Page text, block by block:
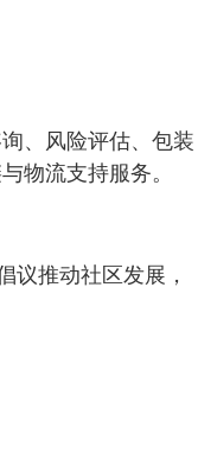
、风险评估、包装
物流支持服务。
议推动社区发展，